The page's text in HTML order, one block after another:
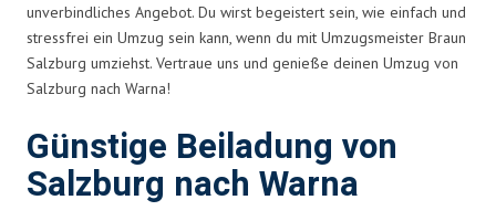
unverbindliches Angebot. Du wirst begeistert sein, wie einfach und
stressfrei ein Umzug sein kann, wenn du mit Umzugsmeister Braun
Salzburg umziehst. Vertraue uns und genieße deinen Umzug von
Salzburg nach Warna!
Günstige Beiladung von
Salzburg nach Warna